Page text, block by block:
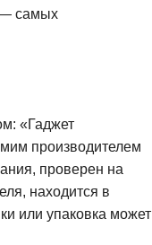
— самых
«Гаджет
производителем
проверен на
находится в
или упаковка может